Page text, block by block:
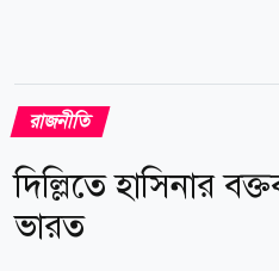
রাজনীতি
দিল্লিতে হাসিনার
ভারত